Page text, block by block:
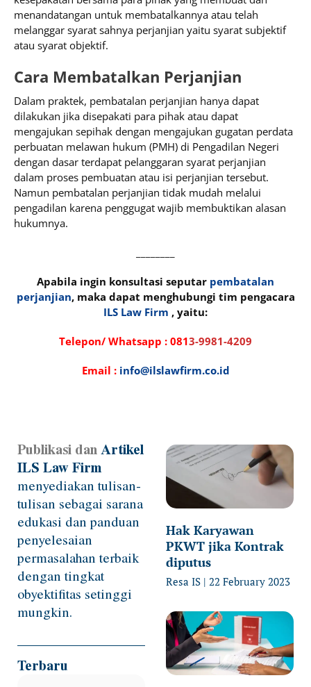
menandatangan untuk membatalkannya atau telah
melanggar syarat sahnya perjanjian yaitu syarat subjektif
atau syarat objektif.
Cara Membatalkan Perjanjian
Dalam praktek, pembatalan perjanjian hanya dapat
dilakukan jika disepakati para pihak atau dapat
mengajukan sepihak dengan mengajukan gugatan perdata
perbuatan melawan hukum (PMH) di Pengadilan Negeri
dengan dasar terdapat pelanggaran syarat perjanjian
dalam proses pembuatan atau isi perjanjian tersebut.
Namun pembatalan perjanjian tidak mudah melalui
pengadilan karena penggugat wajib membuktikan alasan
hukumnya.
Apabila ingin konsultasi seputar pembatalan
perjanjian, maka dapat menghubungi tim pengacara
ILS Law Firm , yaitu:
Telepon/ Whatsapp : 0813-9981-4209
Email : info@ilslawfirm.co.id
Publikasi danArtikel
ILS Law Firm
menyediakan tulisan-
tulisan sebagai sarana
edukasi dan panduan
penyelesaian
permasalahan terbaik
dengan tingkat
obyektifitas setinggi
mungkin.
Terbaru
Hak Karyawan
PKWT jika Kontrak
diputus
Resa IS 22 February 2023
Page Page PagePage